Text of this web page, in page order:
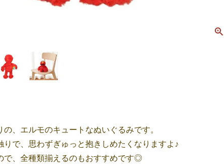
、エルモのキュートなぬいぐるみです。
りで、思わずぎゅっと抱きしめたくなりますよ♪
で、全種類揃えるのもおすすめです◎